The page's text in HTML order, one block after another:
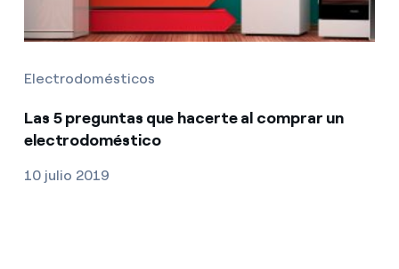
Electrodomésticos
Las 5 preguntas que hacerte al comprar un
electrodoméstico
10 julio 2019